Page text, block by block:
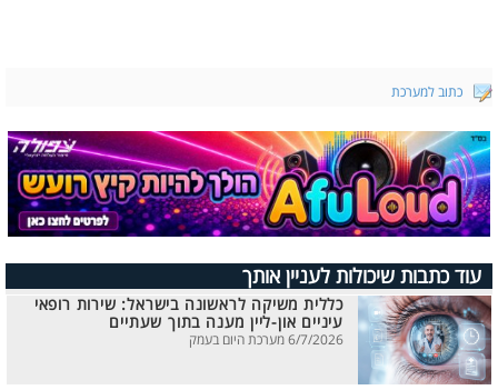
כתוב למערכת
עוד כתבות שיכולות לעניין אותך
כללית משיקה לראשונה בישראל: שירות רופאי
עיניים און-ליין מענה בתוך שעתיים
6/7/2026 מערכת היום בעמק